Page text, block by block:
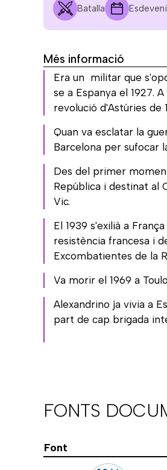
Batalla
Més informació
Era un militar que
se a Espanya el 1927.
revolució d'Astúries de
Quan va esclatar la
Barcelona per sufocar
Des del primer
República i destinat al
Vic.
El 1939 s'exilià a
resistència francesa i
Excombatientes de la
Va morir el 1969 a
Alexandrino ja vivia a
part de cap brigada
FONTS
Font